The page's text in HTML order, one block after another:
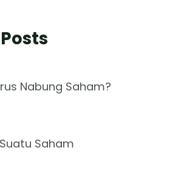
Nabung Saham?
Saham